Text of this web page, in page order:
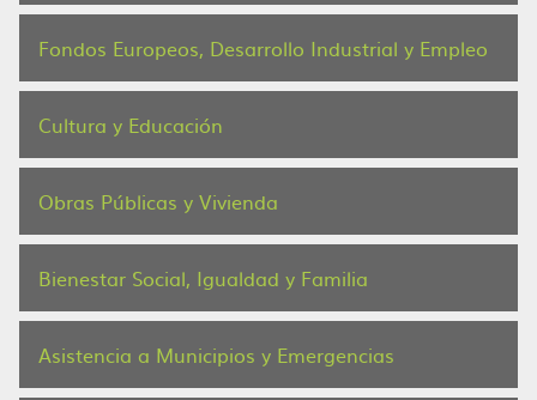
Fondos Europeos, Desarrollo Industrial y Empleo
Cultura y Educación
Obras Públicas y Vivienda
Bienestar Social, Igualdad y Familia
Asistencia a Municipios y Emergencias